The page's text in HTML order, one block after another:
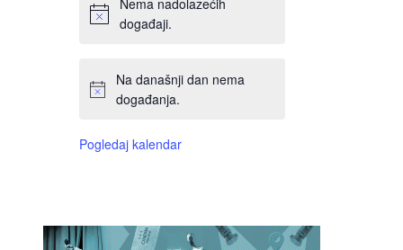
Nema nadolazećih
događaji.
Na današnji dan nema
događanja.
Pogledaj kalendar